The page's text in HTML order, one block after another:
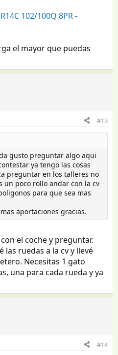
102/100Q 8PR -
el mayor que puedas
#13
gusto preguntar algo aqui
ya tengo las cosas
preguntar en los talleres no
un poco rollo andar con la cv
para que sea mas
aportaciones gracias.
el coche y preguntar.
las ruedas a la cv y llevé
Necesitas 1 gato
una para cada rueda y ya
#14